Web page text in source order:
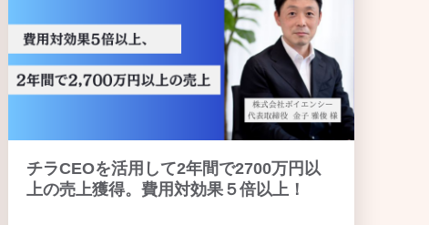
チラCEOを活用して2年間で2700万円以
上の売上獲得。費用対効果５倍以上！